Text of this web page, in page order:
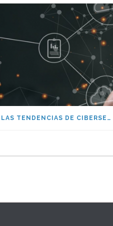
LAS TENDENCIAS DE CIBERSEGURIDAD DEL 2020